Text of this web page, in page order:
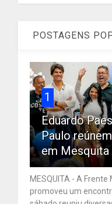
POSTAGENS
1
Eduardo
Paulo
em Mesquita
MESQUITA - A
promoveu um